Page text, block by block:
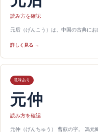
読み方を確認
元后（げんこう）は、中国の古典に
詳しく見る →
意味あり
元仲
読み方を確認
元仲（げんちゅう） 曹叡の字。 馮元